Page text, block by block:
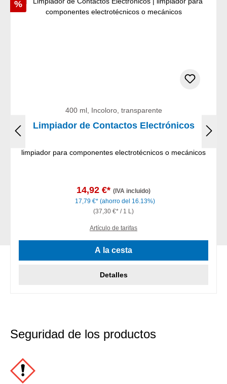
Descuento
%
400 ml, Incoloro, transparente
Limpiador de Contactos Electrónicos
limpiador para componentes electrotécnicos o mecánicos
14,92 €* (IVA incluido)
17,79 €* (ahorro del 16.13%)
(37,30 €* / 1 L)
Artículo de tarifas
A la cesta
Detalles
Seguridad de los productos